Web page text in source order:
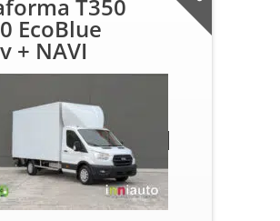
T350
EcoBlue
+ NAVI